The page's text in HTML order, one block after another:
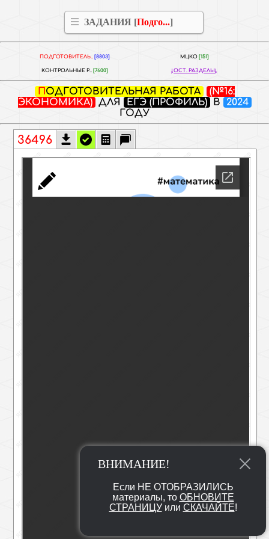
ВНИМАНИЕ!
Если НЕ ОТОБРАЗИЛИСЬ
материалы, то ОБНОВИТЕ
СТРАНИЦУ или СКАЧАЙТЕ!
ЗАДАНИЯ [Подго...]
ПОДГОТОВИТЕЛЬ.. [8803] МЦКО [151]
КОНТРОЛЬНЫЕ Р.. [7600] ОСТ. РАЗДЕЛЫ
ПОДГОТОВИТЕЛЬНАЯ РАБОТА
(№16:
ЭКОНОМИКА) ДЛЯ ЕГЭ (ПРОФИЛЬ) В
2024
ГОДУ
36496